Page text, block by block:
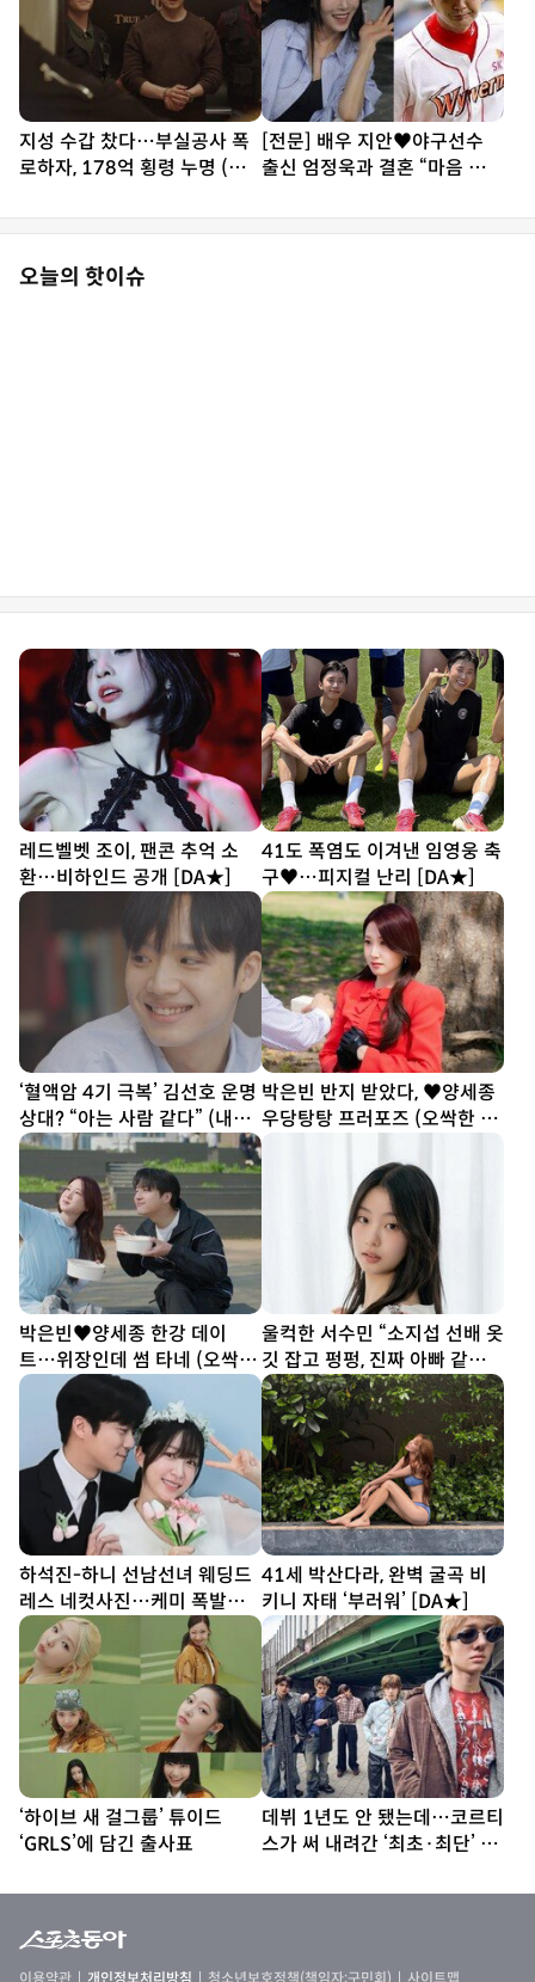
지성 수갑 찼다…부실공사 폭
로하자, 178억 횡령 누명 (아
[전문] 배우 지안♥야구선수
출신 엄정욱과 결혼 “마음 참
오늘의 핫이슈
레드벨벳 조이, 팬콘 추억 소
환…비하인드 공개 [DA★]
41도 폭염도 이겨낸 임영웅 축
구♥…피지컬 난리 [DA★]
‘혈액암 4기 극복’ 김선호 운명
상대? “아는 사람 같다” (내남
은연애)
박은빈 반지 받았다, ♥양세종
우당탕탕 프러포즈 (오싹한 연
박은빈♥양세종 한강 데이
트…위장인데 썸 타네 (오싹한
연애)
울컥한 서수민 “소지섭 선배 옷
깃 잡고 펑펑, 진짜 아빠 같았
다” (종합)[DA인터뷰]
하석진-하니 선남선녀 웨딩드
레스 네컷사진…케미 폭발
[DA★]
41세 박산다라, 완벽 굴곡 비
키니 자태 ‘부러워’ [DA★]
‘하이브 새 걸그룹’ 튜이드
‘GRLS’에 담긴 출사표
데뷔 1년도 안 됐는데…코르티
스가 써 내려간 ‘최초·최단’ 기
이용약관 개인정보처리방침 청소년보호정책(책임자:구민회) 사이트맵